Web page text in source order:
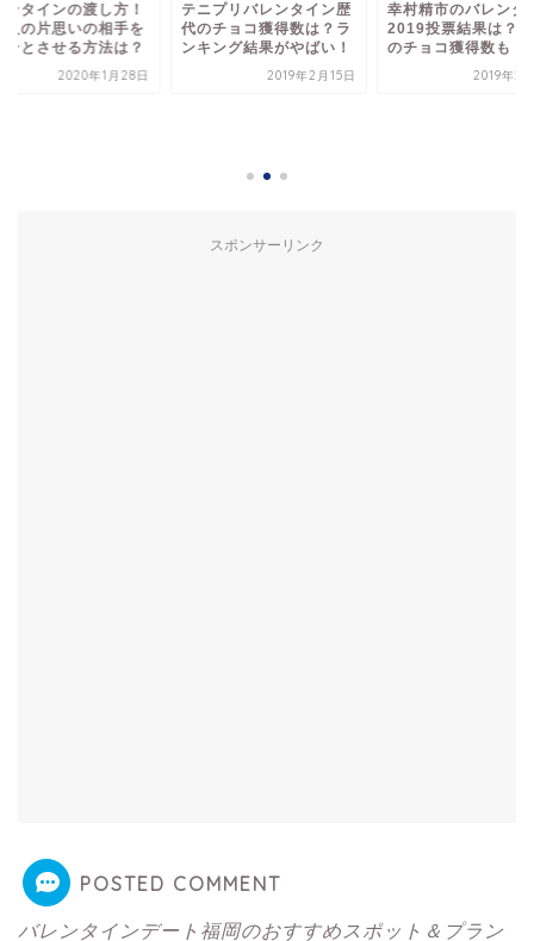
プリバレンタイン歴
チョコ獲得数は？ラ
ング結果がやばい！
2019年2月15日
幸村精市のバレンタイン
2019投票結果は？歴代
のチョコ獲得数も！
2019年2月17日
スポンサーリンク
POSTED COMMENT
バレンタインデート福岡のおすすめスポット＆プラン